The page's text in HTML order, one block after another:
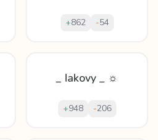
+862 -54
_ Iakovy _ ☼
+948 -206